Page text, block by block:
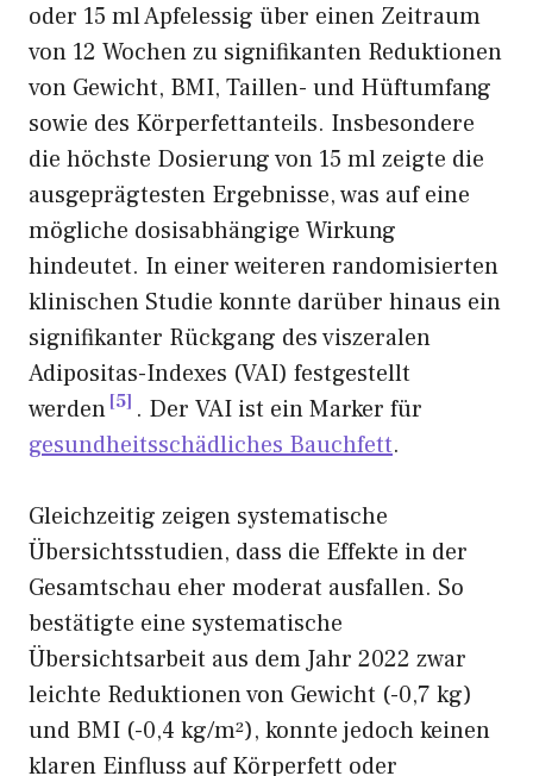
oder 15 ml Apfelessig über einen Zeitraum
von 12 Wochen zu signifikanten Reduktionen
von Gewicht, BMI, Taillen- und Hüftumfang
sowie des Körperfettanteils. Insbesondere
die höchste Dosierung von 15 ml zeigte die
ausgeprägtesten Ergebnisse, was auf eine
mögliche dosisabhängige Wirkung
hindeutet. In einer weiteren randomisierten
klinischen Studie konnte darüber hinaus ein
signifikanter Rückgang des viszeralen
Adipositas-Indexes (VAI) festgestellt
werden 5 . Der VAI ist ein Marker für
gesundheitsschädliches Bauchfett.
Gleichzeitig zeigen systematische
Übersichtsstudien, dass die Effekte in der
Gesamtschau eher moderat ausfallen. So
bestätigte eine systematische
Übersichtsarbeit aus dem Jahr 2022 zwar
leichte Reduktionen von Gewicht (-0,7 kg)
und BMI (-0,4 kg/m²), konnte jedoch keinen
klaren Einfluss auf Körperfett oder